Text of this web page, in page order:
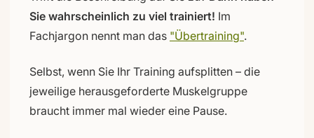
Sie wahrscheinlich zu viel trainiert! Im
Fachjargon nennt man das "Übertraining".
Selbst, wenn Sie Ihr Training aufsplitten – die
jeweilige herausgeforderte Muskelgruppe
braucht immer mal wieder eine Pause.